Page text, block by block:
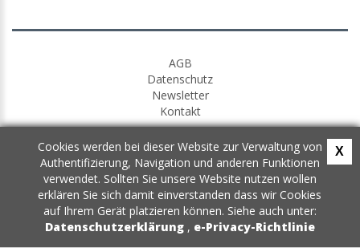
AGB
Datenschutz
Newsletter
Kontakt
Cookies werden bei dieser Website zur Verwaltung von
Authentifizierung, Navigation und anderen Funktionen
verwendet. Sollten Sie unsere Website nutzen wollen
erklären Sie sich damit einverstanden dass wir Cookies
auf Ihrem Gerät platzieren können. Siehe auch unter:
Datenschutzerklärung , e-Privacy-Richtlinie
X